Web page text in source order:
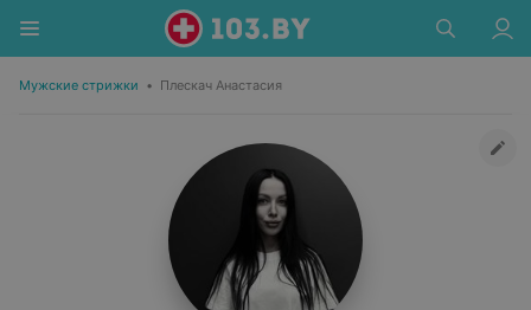
Мужские стрижки • Плескач Анастасия